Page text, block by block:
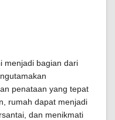
menjadi bagian dari
penataan yang tepat
rumah dapat menjadi
dan menikmati